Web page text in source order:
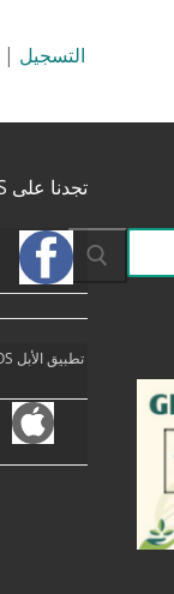
التسجيل |
تجدنا على FIND US
تطبيق الأبل iOS